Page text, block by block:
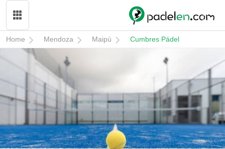
Home Mendoza Maipú Cumbres Pádel